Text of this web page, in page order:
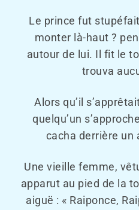
Le prince fut
monter là-haut ?
autour de lui. Il fit le
trouva
Alors qu’il
quelqu’un
cacha derrière un
Une vieille femme,
apparut au pied de la
aiguë : « Raiponce,